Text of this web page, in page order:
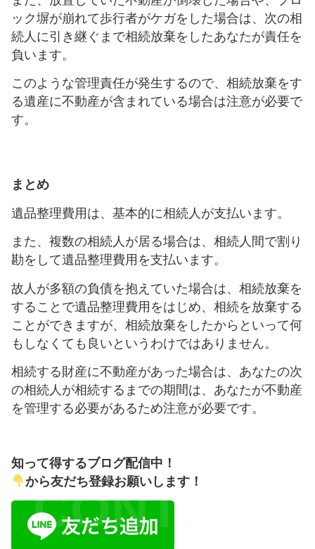
ック塀が崩れて歩行者がケガをした場合は、次の相
続人に引き継ぐまで相続放棄をしたあなたが責任を
負います。
このような管理責任が発生するので、相続放棄をす
る遺産に不動産が含まれている場合は注意が必要で
す。
まとめ
遺品整理費用は、基本的に相続人が支払います。
また、複数の相続人が居る場合は、相続人間で割り
勘をして遺品整理費用を支払います。
故人が多額の負債を抱えていた場合は、相続放棄を
することで遺品整理費用をはじめ、相続を放棄する
ことができますが、相続放棄をしたからといって何
もしなくても良いというわけではありません。
相続する財産に不動産があった場合は、あなたの次
の相続人が相続するまでの期間は、あなたが不動産
を管理する必要があるため注意が必要です。
知って得するブログ配信中！
から友だち登録お願いします！
CONTACT